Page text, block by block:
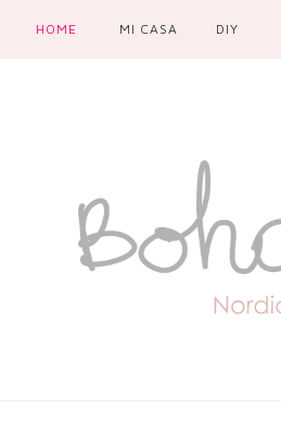
HOME MI CASA DIY